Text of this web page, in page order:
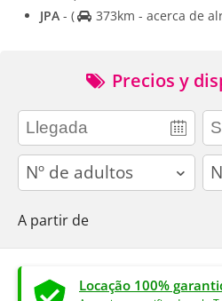
JPA - ( 373km - acerca de
Precios y
adults
A partir de
Locação 100%